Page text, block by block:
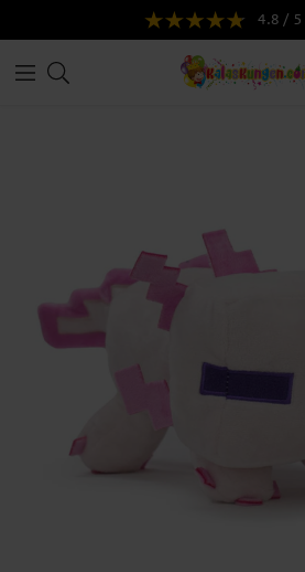
4.8 / 5